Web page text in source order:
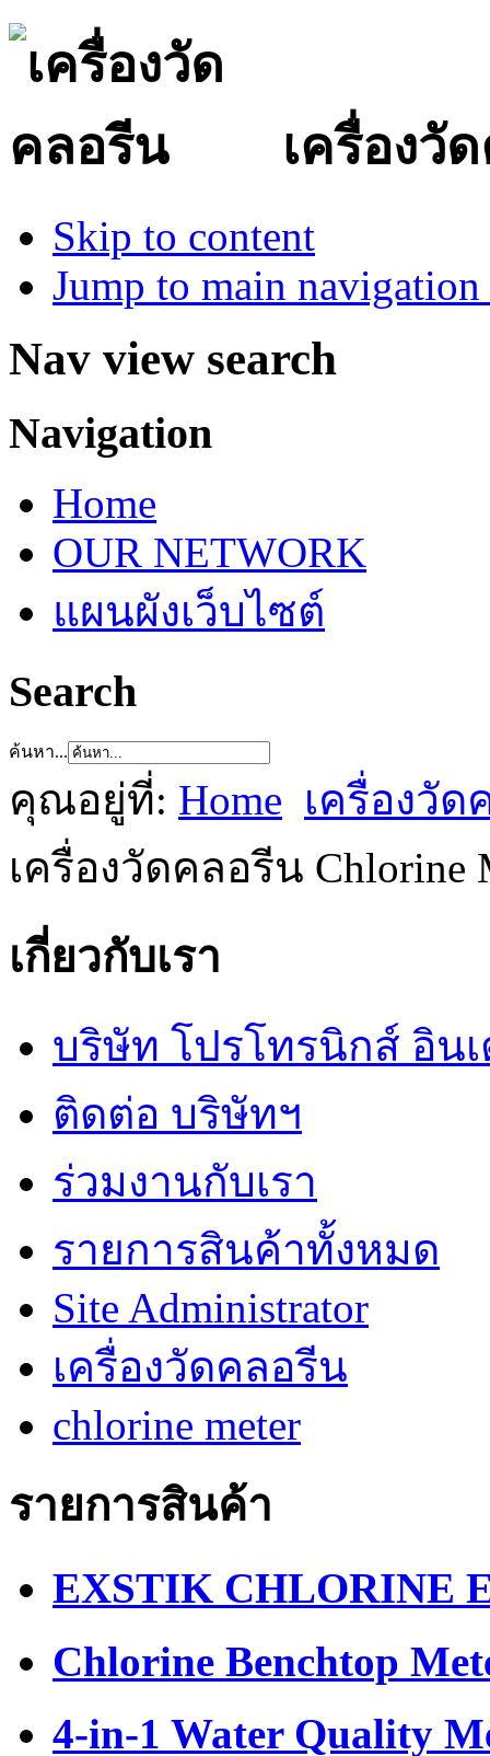
เครื่องวั
Skip to content
Jump to main
Nav view search
Navigation
Home
OUR NETWORK
แผนผังเว็บไซต์
Search
ค้นหา...
คุณอยู่ที่: Home เครื่องวัด
เครื่องวัดคลอรีน Chlorine
เกี่ยวกับเรา
บริษัท โปรโทรนิกส์ อิน
ติดต่อ บริษัทฯ
ร่วมงานกับเรา
รายการสินค้าทั้งหมด
Site Administrator
เครื่องวัดคลอรีน
chlorine meter
รายการสินค้า
EXSTIK CHLORINE
Chlorine Benchtop
4-in-1 Water Quality